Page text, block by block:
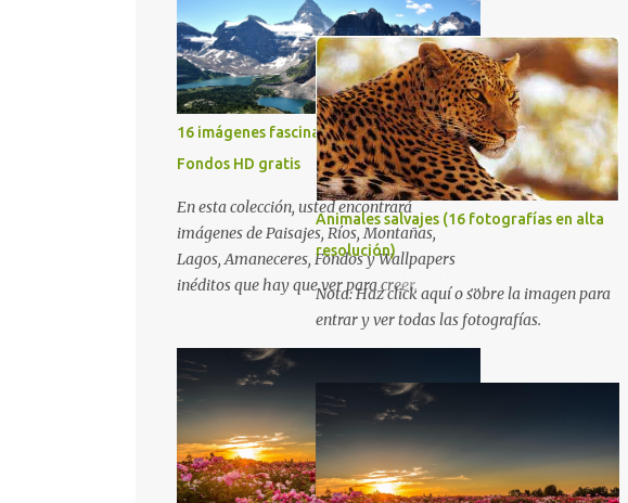
merecido tributo a nuestro planeta. Las
verdes montañas, los ríos de agua viva,
lagos, bosques y cascadas, son algunos de
los elementos que hoy acompañan a esta
serie fascinante de fotografía sobre paisajes
naturales. Que tengan un feliz jueves
(imágenes con mensajes) con mis mejores
deseos a través de la distancia.
Sinceramente, José Luis Ávila Herrera.
16 imágenes fascinantes de la naturaleza -
Fondos HD gratis
En esta colección, usted encontrará
imágenes de Paisajes, Ríos, Montañas,
Lagos, Amaneceres, Fondos y Wallpapers
inéditos que hay que ver para creer.
Esperamos que al igual que nosotros, usted
gratuitas . Si tiene usted oportunidad,
ayúdenos a difundir nuestra página para
que más personas puedan beneficiarse de
estos recursos. La dirección de nuestra web,
es; www.bancodeimagenesgratis.com
Reciban mi agradecimiento a través de la
alarde de su encantadora belleza. Espero
que al igual que yo, ustedes disfruten de
estas increíbles imágenes que son un
merecido tributo a nuestro planeta. Las
verdes montañas, los ríos de agua viva,
lagos, bosques y cascadas, son algunos de
los elementos que hoy acompañan a esta
serie fascinante de fotografía sobre paisajes
naturales. Que tengan un feliz jueves
(imágenes con mensajes) con mis mejores
deseos a través de la distancia.
Sinceramente, José Luis Ávila Herrera.
Animales salvajes (16 fotografías en alta
resolución)
Nota: Haz click aquí o sobre la imagen para
entrar y ver todas las fotografías.